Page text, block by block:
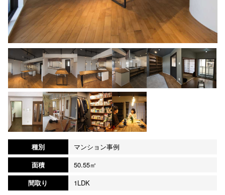
種別
マンション事例
面積
50.55㎡
間取り
1LDK